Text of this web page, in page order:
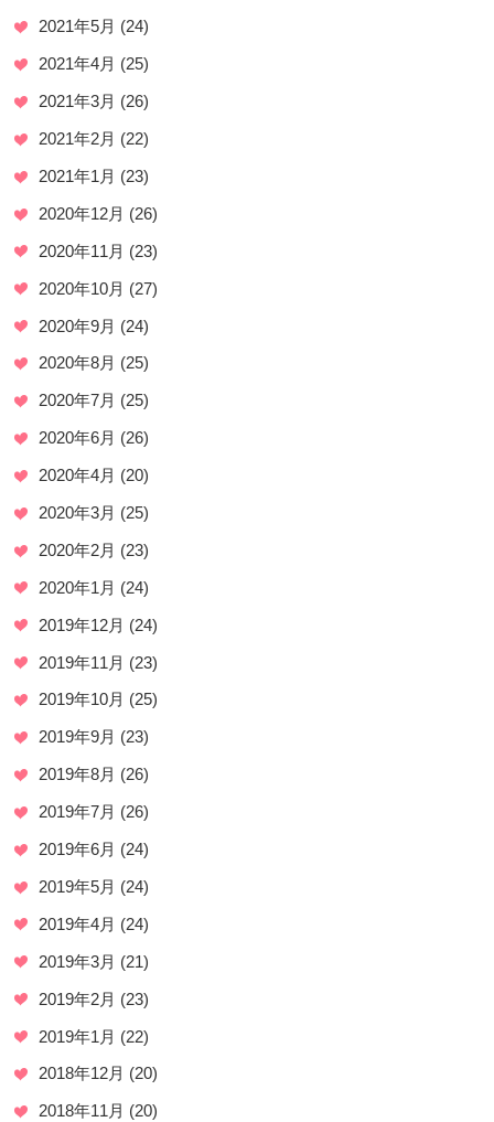
2021年5月 (24)
2021年4月 (25)
2021年3月 (26)
2021年2月 (22)
2021年1月 (23)
2020年12月 (26)
2020年11月 (23)
2020年10月 (27)
2020年9月 (24)
2020年8月 (25)
2020年7月 (25)
2020年6月 (26)
2020年4月 (20)
2020年3月 (25)
2020年2月 (23)
2020年1月 (24)
2019年12月 (24)
2019年11月 (23)
2019年10月 (25)
2019年9月 (23)
2019年8月 (26)
2019年7月 (26)
2019年6月 (24)
2019年5月 (24)
2019年4月 (24)
2019年3月 (21)
2019年2月 (23)
2019年1月 (22)
2018年12月 (20)
2018年11月 (20)